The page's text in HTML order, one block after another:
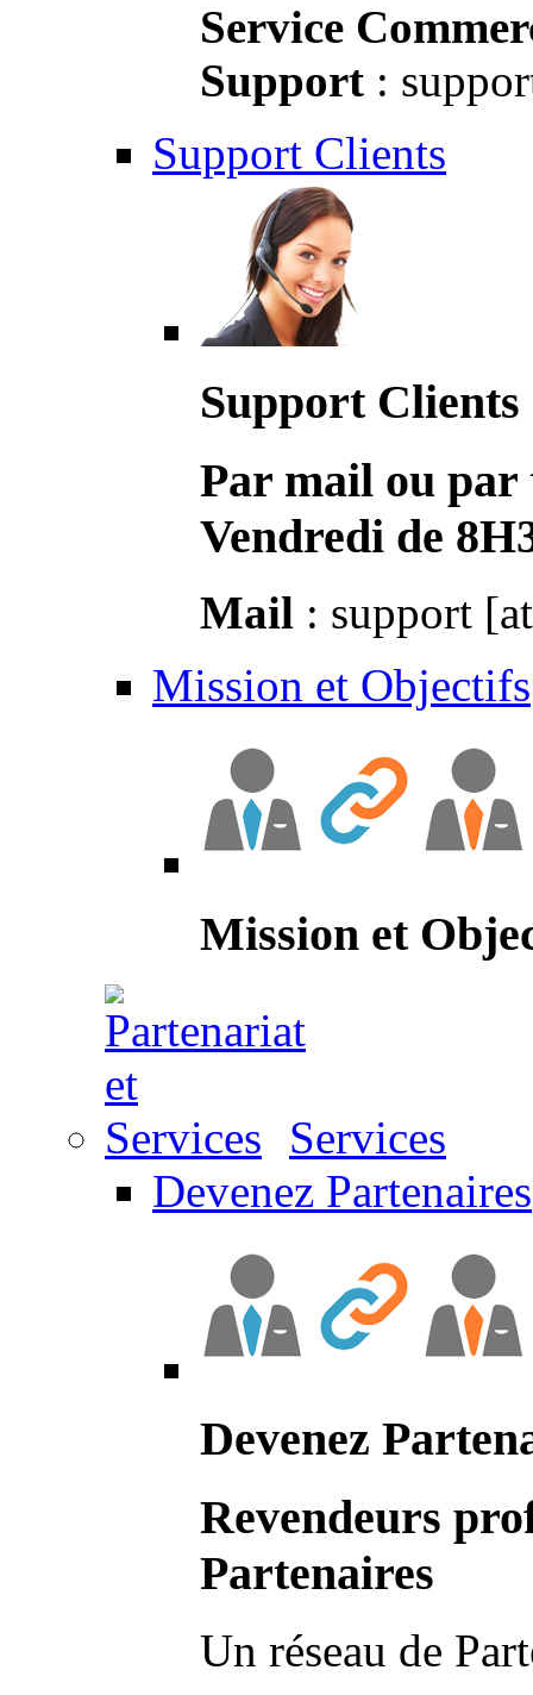
Service
Support :
Support Clients
Support Clients
Par mail ou par
Vendredi de
Mail : support
Mission et Objectifs
Mission et
Services
Devenez Partenaires
Devenez
Revendeurs
Partenaires
Un réseau de